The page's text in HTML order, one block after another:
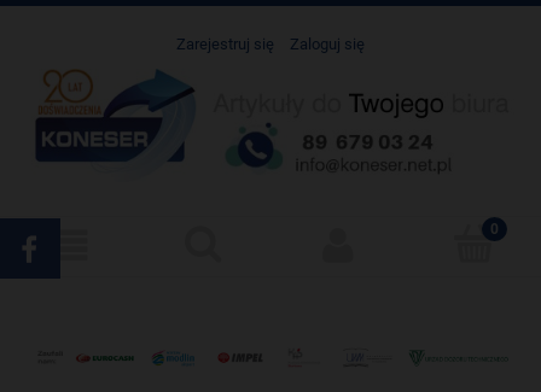
Zarejestruj się Zaloguj się